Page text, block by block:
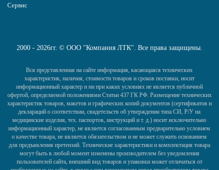
Сервис
2000 - 2026гг. © ООО "Компания ЛТК". Все права защищены.
Вся представленная на сайте информация, касающаяся технических
характеристик, наличия, стоимости товаров и сроков поставки, носит
информационный характер и ни при каких условиях не является публичной
офертой, определяемой положениями Статьи 437 ГК РФ. Размещение технических
характеристик товаров, макетов и графических копий документов (сертификатов и
деклараций о соответствии, свидетельств об утверждении типа СИ, Р/У на
медицинские изделия, тех. паспортов, инструкций и т. д.) носит исключительно
информационный характер, не является согласованным предварительно условием
о качестве товара, не является обязательством и не может служить основанием
для предъявления претензий. Технические характеристики и комплектация товара
могут быть в любой момент изменены производителем без уведомления
пользователей сайта, внешний вид товаров и упаковки может отличаться от